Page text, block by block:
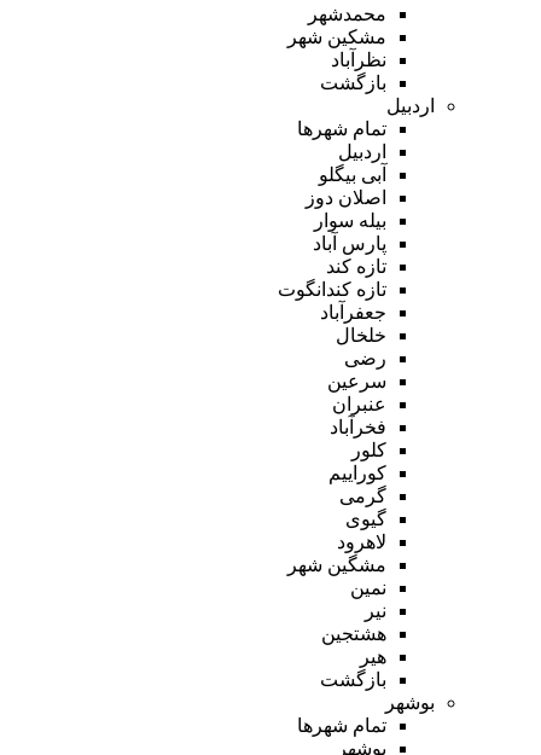
محمدشهر
مشکین شهر
نظرآباد
بازگشت
اردبیل
تمام شهر‌ها
اردبیل
آبی بیگلو
اصلان دوز
بیله سوار
پارس آباد
تازه کند
تازه کندانگوت
جعفرآباد
خلخال
رضی
سرعین
عنبران
فخرآباد
کلور
کوراییم
گرمی
گیوی
لاهرود
مشگین شهر
نمین
نیر
هشتجین
هیر
بازگشت
بوشهر
تمام شهر‌ها
بوشهر